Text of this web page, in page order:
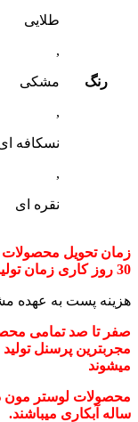
رنگ
طلایی
,
مشکی
,
نسکافه
,
نقره ای
30 روز کاری زمان تولید محصولات سفارشی میباشد
هزینه پست به عهده
صفر تا صد تمامی
مجربترین پرسنل
میشوند
ساله آبکاری میباشند.